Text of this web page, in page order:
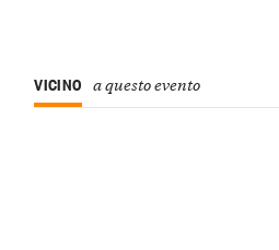
VICINO a questo evento